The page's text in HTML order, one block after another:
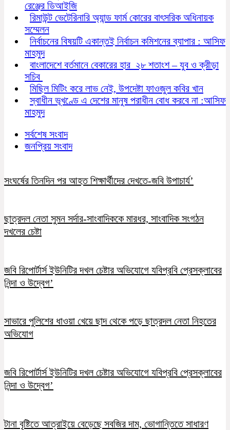
রেঞ্জের ডিআইজি
রিমাউন্ট ভেটেরিনারি অ্যান্ড ফার্ম কোরের বাৎসরিক অধিনায়ক
সম্মেলন
নির্বাচনের বিষয়টি একান্তই নির্বাচন কমিশনের ব্যাপার : আসিফ
মাহমুদ
বাংলাদেশে বর্তমানে বেকারের হার ২৮ শতাংশ – যুব ও ক্রীড়া
সচিব
মিছিল মিটিং করে লাভ নেই, উপদেষ্টা ফাওজুল কবির খান
স্বাধীন ভূখণ্ডে এ দেশের মানুষ পরাধীন বোধ করবে না :আসিফ
মাহমুদ
সর্বশেষ সংবাদ
জনপ্রিয় সংবাদ
সংঘর্ষের তিনদিন পর আহত শিক্ষার্থীদের দেখতে-জবি উপাচার্য’
ছাত্রদল নেতা সুমন সর্দার-সাংবাদিককে মারধর, সাংবাদিক সংগঠন
দখলের চেষ্টা
জবি রিপোর্টার্স ইউনিটির দখল চেষ্টার অভিযোগে যবিপ্রবি প্রেসক্লাবের
নিন্দা ও উদ্বেগ’
সাভারে পুলিশের ধাওয়া খেয়ে ছাদ থেকে পড়ে ছাত্রদল নেতা নিহতের
অভিযোগ
জবি রিপোর্টার্স ইউনিটির দখল চেষ্টার অভিযোগে যবিপ্রবি প্রেসক্লাবের
নিন্দা ও উদ্বেগ’
টানা বৃষ্টিতে আত্রাইয়ে বেড়েছে সবজির দাম, ভোগান্তিতে সাধারণ